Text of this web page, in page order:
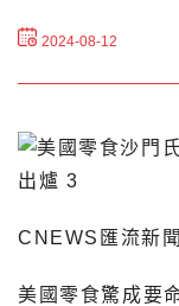
2024-08-12
CNEWS匯流新
美國零食驚成要